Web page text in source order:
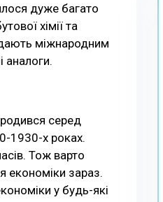
дуже багато
хімії та
міжнародним
аналоги.
серед
1930-х роках.
Тож варто
економіки зараз.
у будь-які